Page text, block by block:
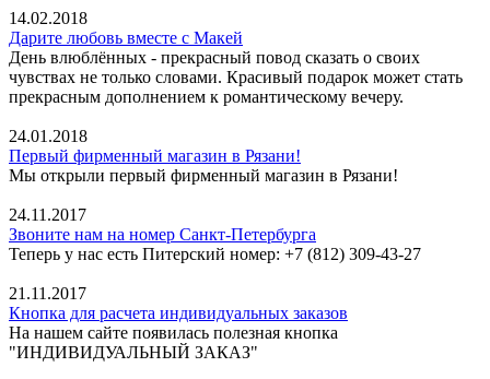
14.02.2018
Дарите любовь вместе с Макей
День влюблённых - прекрасный повод сказать о своих
чувствах не только словами. Красивый подарок может стать
прекрасным дополнением к романтическому вечеру.
24.01.2018
Первый фирменный магазин в Рязани!
Мы открыли первый фирменный магазин в Рязани!
24.11.2017
Звоните нам на номер Санкт-Петербурга
Теперь у нас есть Питерский номер: +7 (812) 309-43-27
21.11.2017
Кнопка для расчета индивидуальных заказов
На нашем сайте появилась полезная кнопка
"ИНДИВИДУАЛЬНЫЙ ЗАКАЗ"